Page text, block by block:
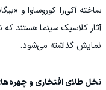
ساخته آکی‌را کوروساوا و
آثار کلاسیک سینما هستند
نمایش گذاشته می‌شود.
نخل طلای افتخاری و